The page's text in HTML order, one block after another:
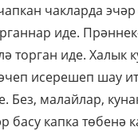
чакларда
иде.
торган иде. Халык
исерешеп шау
Без, малайлар,
басу капка төбенә